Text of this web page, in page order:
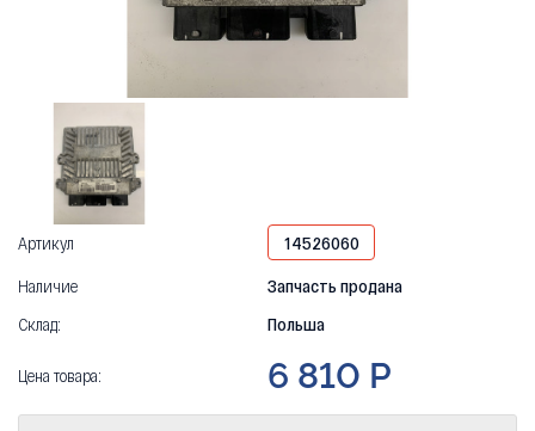
Артикул
14526060
Наличие
Запчасть продана
Склад:
Польша
Цена товара: 6 810 Р